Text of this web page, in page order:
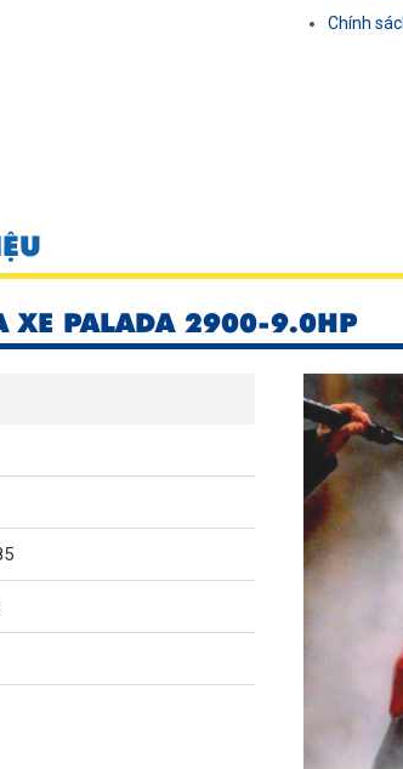
Chính
XE PALADA 2900-9.0HP